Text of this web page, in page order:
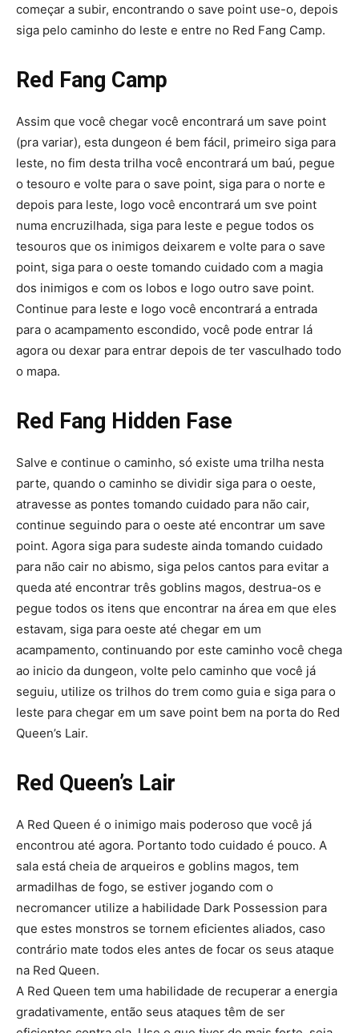
começar a subir, encontrando o save point use-o, depois
siga pelo caminho do leste e entre no Red Fang Camp.
Red Fang Camp
Assim que você chegar você encontrará um save point
(pra variar), esta dungeon é bem fácil, primeiro siga para
leste, no fim desta trilha você encontrará um baú, pegue
o tesouro e volte para o save point, siga para o norte e
depois para leste, logo você encontrará um sve point
numa encruzilhada, siga para leste e pegue todos os
tesouros que os inimigos deixarem e volte para o save
point, siga para o oeste tomando cuidado com a magia
dos inimigos e com os lobos e logo outro save point.
Continue para leste e logo você encontrará a entrada
para o acampamento escondido, você pode entrar lá
agora ou dexar para entrar depois de ter vasculhado todo
o mapa.
Red Fang Hidden Fase
Salve e continue o caminho, só existe uma trilha nesta
parte, quando o caminho se dividir siga para o oeste,
atravesse as pontes tomando cuidado para não cair,
continue seguindo para o oeste até encontrar um save
point. Agora siga para sudeste ainda tomando cuidado
para não cair no abismo, siga pelos cantos para evitar a
queda até encontrar três goblins magos, destrua-os e
pegue todos os itens que encontrar na área em que eles
estavam, siga para oeste até chegar em um
acampamento, continuando por este caminho você chega
ao inicio da dungeon, volte pelo caminho que você já
seguiu, utilize os trilhos do trem como guia e siga para o
leste para chegar em um save point bem na porta do Red
Queen’s Lair.
Red Queen’s Lair
A Red Queen é o inimigo mais poderoso que você já
encontrou até agora. Portanto todo cuidado é pouco. A
sala está cheia de arqueiros e goblins magos, tem
armadilhas de fogo, se estiver jogando com o
necromancer utilize a habilidade Dark Possession para
que estes monstros se tornem eficientes aliados, caso
contrário mate todos eles antes de focar os seus ataque
na Red Queen.
A Red Queen tem uma habilidade de recuperar a energia
gradativamente, então seus ataques têm de ser